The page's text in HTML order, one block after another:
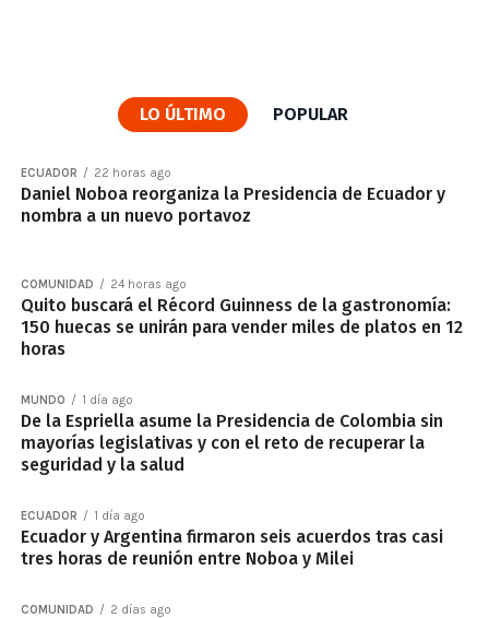
LO ÚLTIMO POPULAR
ECUADOR 22 horas ago
Daniel Noboa reorganiza la Presidencia de Ecuador y
nombra a un nuevo portavoz
COMUNIDAD 24 horas ago
Quito buscará el Récord Guinness de la gastronomía:
150 huecas se unirán para vender miles de platos en 12
horas
MUNDO 1 día ago
De la Espriella asume la Presidencia de Colombia sin
mayorías legislativas y con el reto de recuperar la
seguridad y la salud
ECUADOR 1 día ago
Ecuador y Argentina firmaron seis acuerdos tras casi
tres horas de reunión entre Noboa y Milei
COMUNIDAD 2 días ago